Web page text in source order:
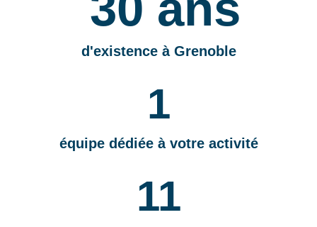
d'existence à Grenoble
équipe dédiée à votre activité
1
11